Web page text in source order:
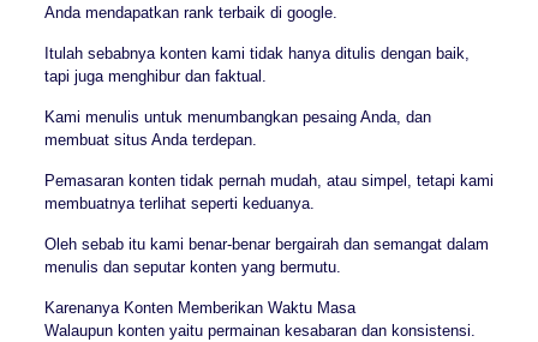
Anda mendapatkan rank terbaik di google.
Itulah sebabnya konten kami tidak hanya ditulis dengan baik,
tapi juga menghibur dan faktual.
Kami menulis untuk menumbangkan pesaing Anda, dan
membuat situs Anda terdepan.
Pemasaran konten tidak pernah mudah, atau simpel, tetapi kami
membuatnya terlihat seperti keduanya.
Oleh sebab itu kami benar-benar bergairah dan semangat dalam
menulis dan seputar konten yang bermutu.
Karenanya Konten Memberikan Waktu Masa
Walaupun konten yaitu permainan kesabaran dan konsistensi.